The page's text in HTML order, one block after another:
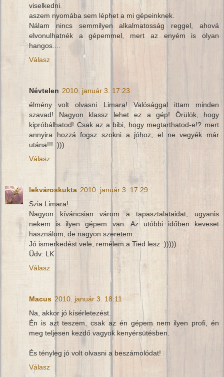
viselkedni.
aszem nyomába sem léphet a mi gépeinknek.
Nálam nincs semmilyen alkalmatosság reggel, ahová
elvonulhatnék a gépemmel, mert az enyém is olyan
hangos....
Válasz
Névtelen 2010. január 3. 17:23
élmény volt olvasni Limara! Valósággal ittam minden
szavad! Nagyon klassz lehet ez a gép! Örülök, hogy
kipróbálhatod! Csak az a bibi, hogy megtarthatod-e!? mert
annyira hozzá fogsz szokni a jóhoz; el ne vegyék már
utána!!! :)))
Válasz
lekvároskukta 2010. január 3. 17:29
Szia Limara!
Nagyon kíváncsian várom a tapasztalataidat, ugyanis
nekem is ilyen gépem van. Az utóbbi időben keveset
használom, de nagyon szeretem.
Jó ismerkedést vele, remélem a Tied lesz :)))))
Üdv: LK
Válasz
Macus 2010. január 3. 18:11
Na, akkor jó kísérletezést.
Én is azt teszem, csak az én gépem nem ilyen profi, én
meg teljesen kezdő vagyok kenyérsütésben.
És tényleg jó volt olvasni a beszámolódat!
Válasz